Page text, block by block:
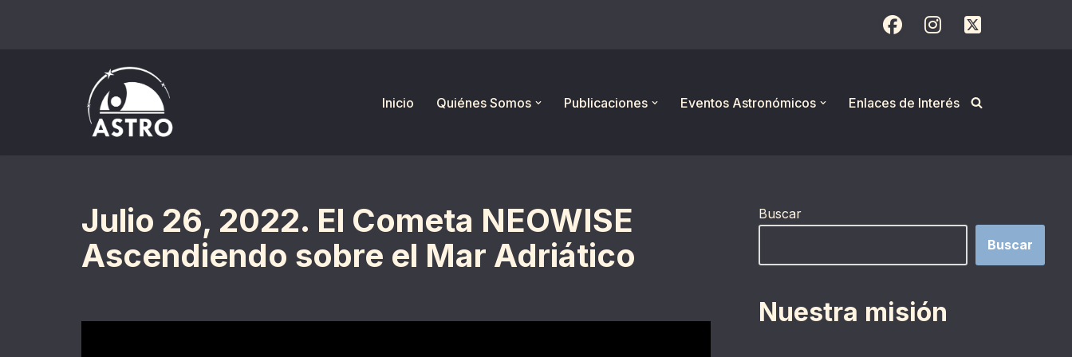
Inicio
Quiénes Somos Publicaciones Eventos Astronómicos Enlaces de Interés
Julio 26, 2022. El Cometa NEOWISE
Ascendiendo sobre el Mar Adriático
Buscar
Buscar
Nuestra misión